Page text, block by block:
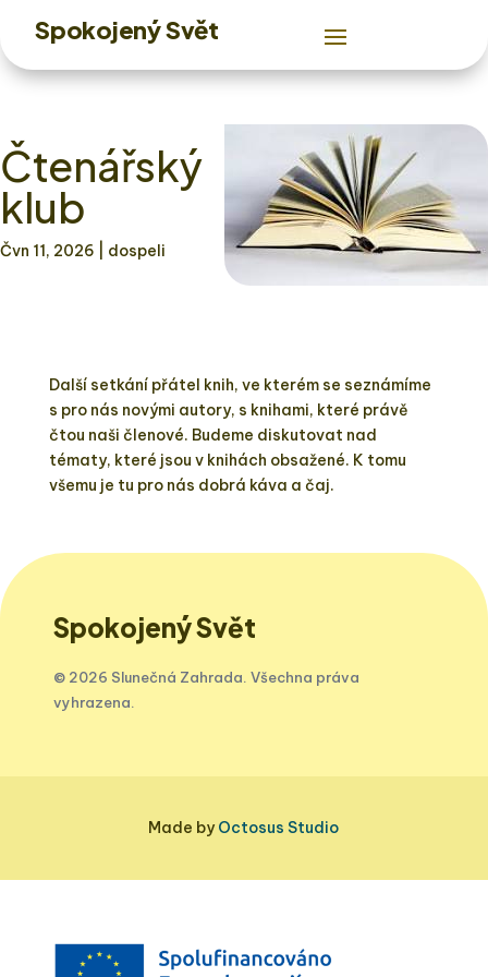
Spokojený Svět
Čtenářský
klub
Čvn 11, 2026 | dospeli
Další setkání přátel knih, ve kterém se seznámíme
s pro nás novými autory, s knihami, které právě
čtou naši členové. Budeme diskutovat nad
tématy, které jsou v knihách obsažené. K tomu
všemu je tu pro nás dobrá káva a čaj.
Spokojený Svět
© 2026 Slunečná Zahrada. Všechna práva
vyhrazena.
Made by Octosus Studio